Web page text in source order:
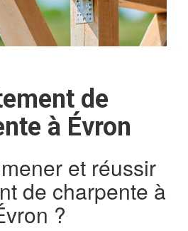
de
à Évron
et réussir
de charpente à
?